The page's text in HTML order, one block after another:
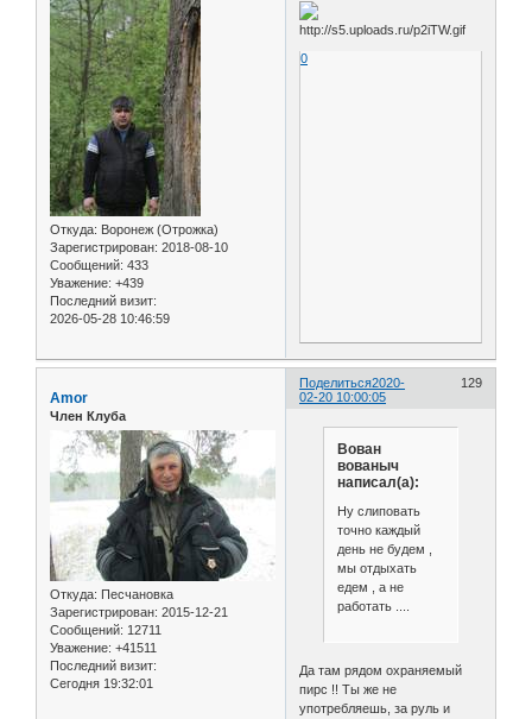
Откуда: Воронеж (Отрожка)
Зарегистрирован: 2018-08-10
Сообщений: 433
Уважение: +439
Последний визит:
2026-05-28 10:46:59
0
Поделиться 129
2020-
02-20 10:00:05
Amor
Член Клуба
Откуда: Песчановка
Зарегистрирован: 2015-12-21
Сообщений: 12711
Уважение: +41511
Последний визит:
Сегодня 19:32:01
Вован
вованыч
написал(а):
Ну слиповать
точно каждый
день не будем ,
мы отдыхать
едем , а не
работать ....
Да там рядом охраняемый
пирс !! Ты же не
употребляешь, за руль и